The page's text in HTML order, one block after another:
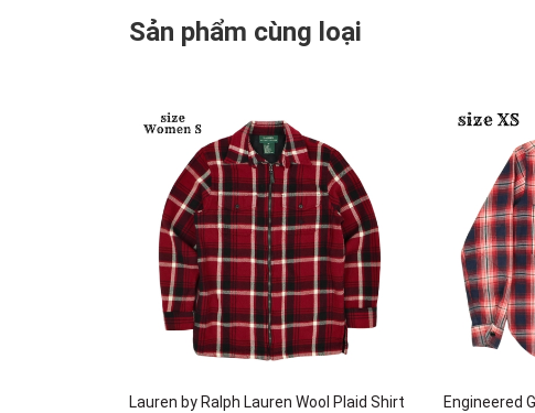
Sản phẩm cùng loại
Lauren by Ralph Lauren Wool Plaid Shirt
Engineered